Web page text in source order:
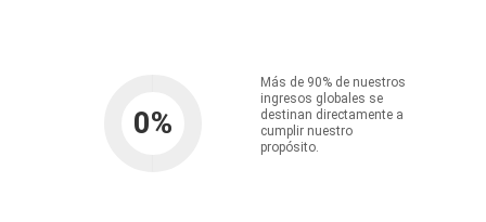
0%
Más de 90% de nuestros
ingresos globales se
destinan directamente a
cumplir nuestro
propósito.